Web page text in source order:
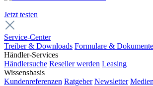
Jetzt testen
Service-Center
Treiber & Downloads Formulare & Dokumente
Händler-Services
Händlersuche Reseller werden Leasing
Wissensbasis
Kundenreferenzen Ratgeber Newsletter